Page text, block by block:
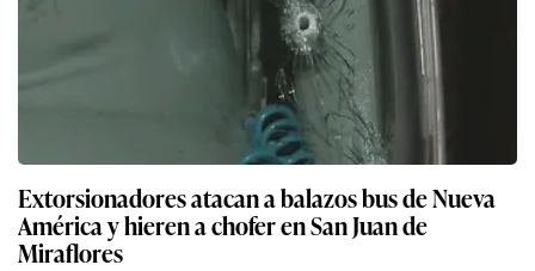
Extorsionadores atacan a balazos bus de Nueva
América y hieren a chofer en San Juan de
Miraflores